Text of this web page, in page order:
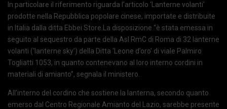
In particolare il riferimento riguarda l’articolo ‘Lanterne volanti’
prodotte nella Repubblica popolare cinese, importate e distribuite
in Italia dalla ditta Ebbei Store.La disposizione “è stata emessa in
seguito al sequestro da parte della Asl RmC di Roma di 32 lanterne
volanti (‘lanterne sky’) della Ditta ‘Leone d’oro’ di viale Palmiro
Togliatti 1053, in quanto contenevano al loro interno cordini in
materiali di amianto”, segnala il ministero.
All’interno del cordino che sostiene la lanterna, secondo quanto
emerso dal Centro Regionale Amianto del Lazio, sarebbe presente